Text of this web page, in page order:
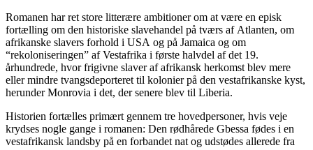
Romanen har ret store litterære ambitioner om at være en episk
fortælling om den historiske slavehandel på tværs af Atlanten, om
afrikanske slavers forhold i USA og på Jamaica og om
“rekoloniseringen” af Vestafrika i første halvdel af det 19.
århundrede, hvor frigivne slaver af afrikansk herkomst blev mere
eller mindre tvangsdeporteret til kolonier på den vestafrikanske kyst,
herunder Monrovia i det, der senere blev til Liberia.
Historien fortælles primært gennem tre hovedpersoner, hvis veje
krydses nogle gange i romanen: Den rødhårede Gbessa fødes i en
vestafrikansk landsby på en forbandet nat og udstødes allerede fra